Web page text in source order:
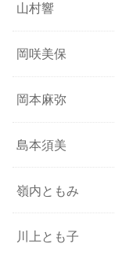
山村響
岡咲美保
岡本麻弥
島本須美
嶺内ともみ
川上とも子